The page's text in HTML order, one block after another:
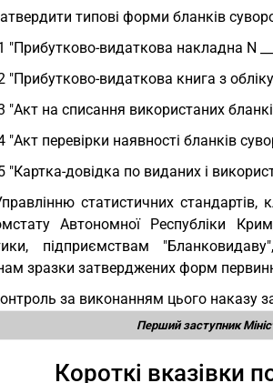
типові форми бланків
"Прибутково-видаткова накладна N __
"Прибутково-видаткова книга з обліку
"Акт на списання використаних
"Акт перевірки наявності бланків
"Картка-довідка по виданих і
статистичних стандартів,
Автономної Республіки
підприємствам
зразки затверджених форм
за виконанням цього наказу
Перший заступник
Короткі вказівки